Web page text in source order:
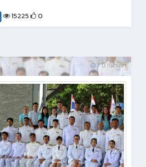
15225 0
7 ปี ที่ผ่านมา